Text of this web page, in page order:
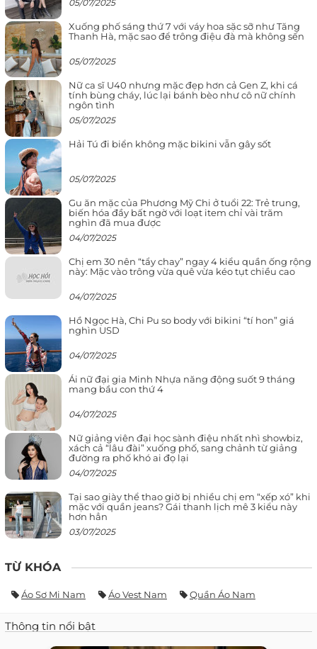
05/07/2025
Xuống phố sáng thứ 7 với váy hoa sặc sỡ như Tăng
Thanh Hà, mặc sao để trông điệu đà mà không sến
05/07/2025
Nữ ca sĩ U40 nhưng mặc đẹp hơn cả Gen Z, khi cá
tính bùng cháy, lúc lại bánh bèo như cô nữ chính
ngôn tình
05/07/2025
Hải Tú đi biển không mặc bikini vẫn gây sốt
05/07/2025
Gu ăn mặc của Phương Mỹ Chi ở tuổi 22: Trẻ trung,
biến hóa đầy bất ngờ với loạt item chỉ vài trăm
nghìn đã mua được
04/07/2025
Chị em 30 nên “tẩy chay” ngay 4 kiểu quần ống rộng
này: Mặc vào trông vừa quê vừa kéo tụt chiều cao
04/07/2025
Hồ Ngọc Hà, Chi Pu so body với bikini “tí hon” giá
nghìn USD
04/07/2025
Ái nữ đại gia Minh Nhựa năng động suốt 9 tháng
mang bầu con thứ 4
04/07/2025
Nữ giảng viên đại học sành điệu nhất nhì showbiz,
xách cả “lâu đài” xuống phố, sang chảnh từ giảng
đường ra phố khó ai đọ lại
04/07/2025
Tại sao giày thể thao giờ bị nhiều chị em “xếp xó” khi
mặc với quần jeans? Gái thanh lịch mê 3 kiểu này
hơn hẳn
03/07/2025
TỪ KHÓA
Áo Sơ Mi Nam Áo Vest Nam Quần Áo Nam
Thông tin nổi bật